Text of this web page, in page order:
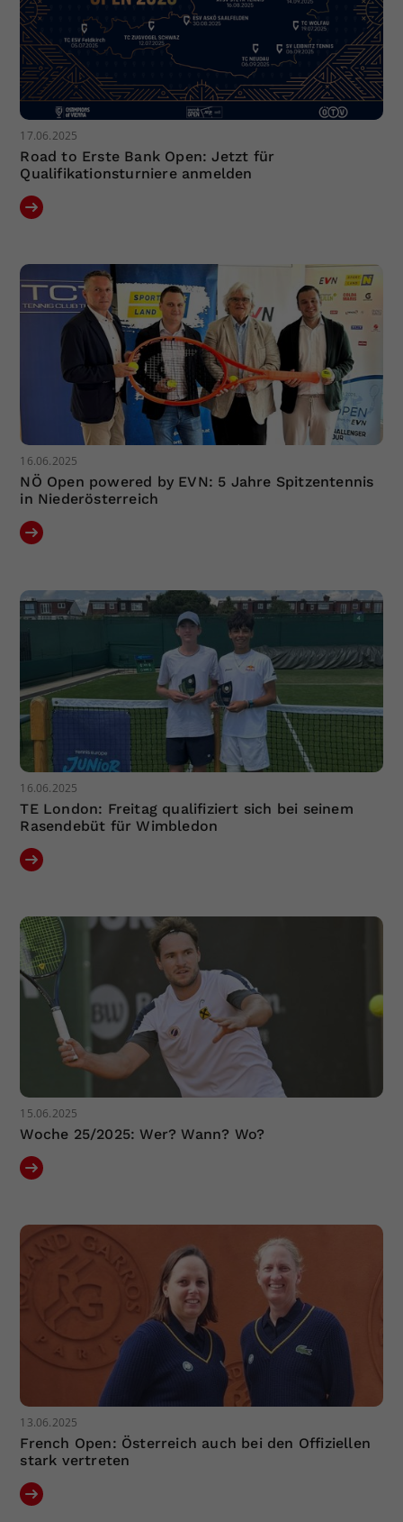
17.06.2025
Road to Erste Bank Open: Jetzt für
Qualifikationsturniere anmelden
16.06.2025
NÖ Open powered by EVN: 5 Jahre Spitzentennis
in Niederösterreich
16.06.2025
TE London: Freitag qualifiziert sich bei seinem
Rasendebüt für Wimbledon
15.06.2025
Woche 25/2025: Wer? Wann? Wo?
13.06.2025
French Open: Österreich auch bei den Offiziellen
stark vertreten